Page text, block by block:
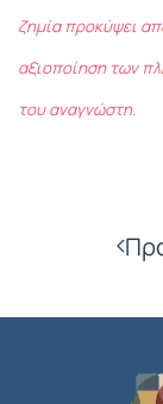
ζημία προκύψει
αξιοποίηση των
του αναγνώστη.